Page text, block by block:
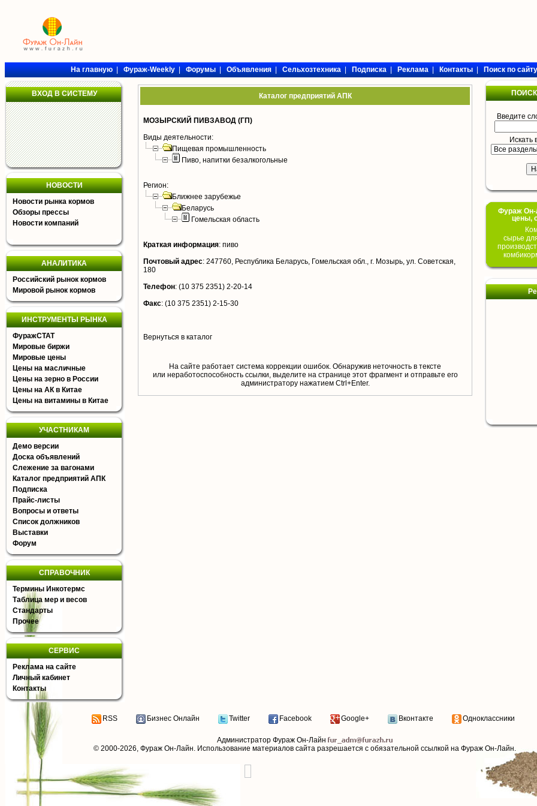
На главную|Фураж-Weekly|Форумы|Объявления|Сельхозтехника|Подписка|Реклама|Контакты|Поиск по сайту
ВХОД В СИСТЕМУ
НОВОСТИ
Новости рынка кормов
Обзоры прессы
Новости компаний
АНАЛИТИКА
Российский рынок кормов
Мировой рынок кормов
ИНСТРУМЕНТЫ РЫНКА
ФуражСТАТ
Мировые биржи
Мировые цены
Цены на масличные
Цены на зерно в России
Цены на АК в Китае
Цены на витамины в Китае
УЧАСТНИКАМ
Демо версии
Доска объявлений
Слежение за вагонами
Каталог предприятий АПК
Подписка
Прайс-листы
Вопросы и ответы
Список должников
Выставки
Форум
СПРАВОЧНИК
Термины Инкотермс
Таблица мер и весов
Стандарты
Прочее
СЕРВИС
Реклама на сайте
Личный кабинет
Контакты
Каталог предприятий АПК
МОЗЫРСКИЙ ПИВЗАВОД (ГП)
Виды деятельности:
Пищевая промышленность
Пиво, напитки безалкогольные
Регион:
Ближнее зарубежье
Беларусь
Гомельская область
Краткая информация: пиво
Почтовый адрес: 247760, Республика Беларусь, Гомельская обл., г. Мозырь, ул. Советская,
180
Телефон: (10 375 2351) 2-20-14
Факс: (10 375 2351) 2-15-30
Вернуться в каталог
На сайте работает система коррекции ошибок. Обнаружив неточность в тексте
или неработоспособность ссылки, выделите на странице этот фрагмент и отправьте его
aдминистратору нажатием Ctrl+Enter.
Введите
Искать
Фураж Он-
цены,
сырье
RSS Бизнес Онлайн Twitter Facebook Google+ Вконтакте Одноклассники
Администратор Фураж Он-Лайн
© 2000-2026, Фураж Он-Лайн. Использование материалов сайта разрешается с обязательной ссылкой на Фураж Он-Лайн.